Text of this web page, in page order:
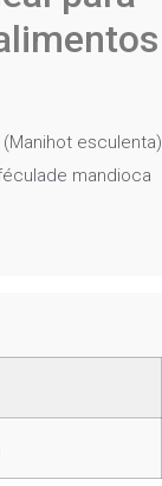
esculenta)
mandioca